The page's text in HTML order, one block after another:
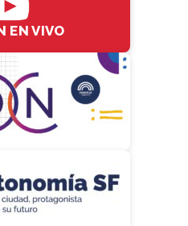
EN VIVO